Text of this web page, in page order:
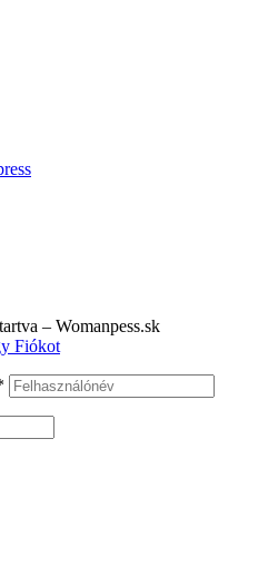
– Womanpess.sk
Fiókot